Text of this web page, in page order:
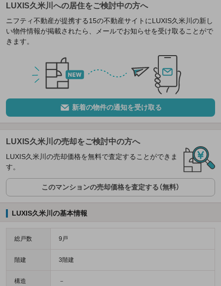
LUXIS久米川への居住をご検討中の方へ
ニフティ不動産が提携する15の不動産サイトにLUXIS久米川の新し
い物件情報が掲載されたら、メールでお知らせを受け取ることがで
きます。
新着の物件の通知を受け取る
LUXIS久米川の売却をご検討中の方へ
LUXIS久米川の売却価格を無料で査定することができま
す。
このマンションの売却価格を査定する（無料）
LUXIS久米川の基本情報
総戸数 9戸
階建 3階建
構造 －